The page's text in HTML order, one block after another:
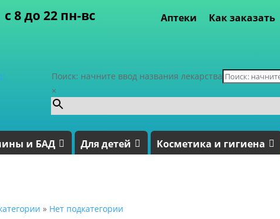
с 8 до 22 пн-вс Аптеки Как заказать
Поиск: начните ввод названия лекарства
×
и БАД Для детей Косметика и гигиена
» Нет подкатегории